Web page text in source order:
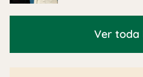
Ver toda